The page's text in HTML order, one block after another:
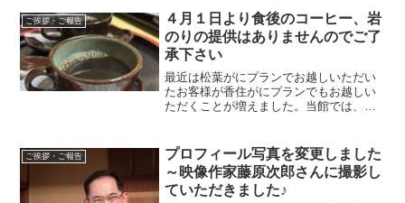
います！民宿美味し...
ご挨拶・ご報告
４月１日より食後のコーヒー、岩
のりの提供はありませんのでご了
承下さい
最近は松葉がにプランでお越しいただい
たお客様が香住がにプランでもお越しい
ただくことが増えました。当館では、１
外の期間で、現在サービスを変えている
点がございます。それが朝食後の客室コ
ーヒーサービスと岩のりのお土産です。
ご挨拶・ご報告
プロフィール写真を変更しました
～映像作家藤原次郎さんに撮影し
ていただきました♪